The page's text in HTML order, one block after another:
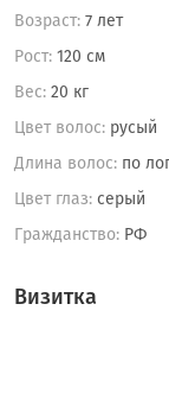
Возраст: 7 лет
Рост: 120 см
Вес: 20 кг
Цвет волос: русый
Длина волос: по
Цвет глаз: серый
Гражданство: РФ
Визитка